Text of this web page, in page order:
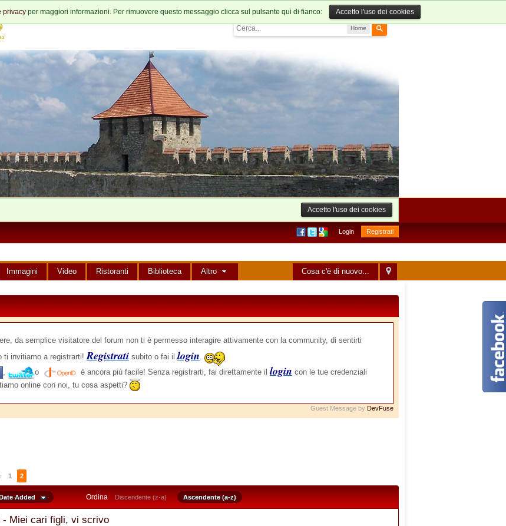
Home
privacy per maggiori informazioni. Per rimuovere questo messaggio clicca sul pulsante qui di fianco: Accetto l'uso dei cookies
Accetto l'uso dei cookies
Login Registrati
Cosa c'è di nuovo...
Immagini Video Ristoranti Biblioteca Altro
da semplice visitatore del forum non ti è permesso interagire attivamente con la community, di sentirti
ti invitiamo a registrarti!Registrati subito o fai il login.
, o è ancora più facile! Senza registrarti, fai direttamente il login con le tue credenziali
online con noi, tu cosa aspetti?
Guest Message by DevFuse
1 2
Added Ordina Discendente (z-a) Ascendente (a-z)
- Miei cari figli, vi scrivo